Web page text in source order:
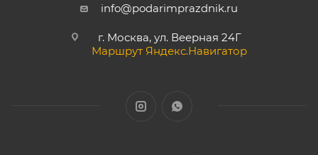
info@podarimprazdnik.ru
г. Москва, ул. Веерная 24Г
Маршрут Яндекс.Навигатор